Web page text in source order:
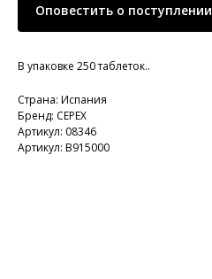
Оповестить о поступлении
В упаковке 250 таблеток..
Страна: Испания
Бренд: CEPEX
Артикул: 08346
Артикул: B915000